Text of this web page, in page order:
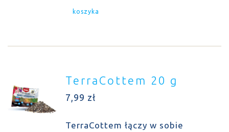
koszyka
TerraCottem 20 g
7,99 zł
TerraCottem łączy w sobie